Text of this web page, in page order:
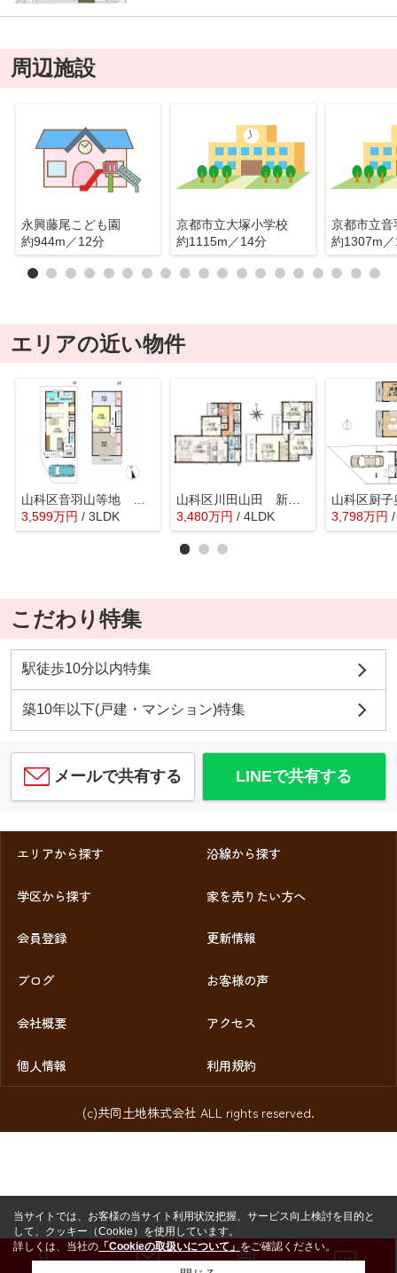
周辺施設
永興藤尾こども園
約944m／12分
京都市立大塚小学校
約1115m／14分
京都市立音
約1307m
エリアの近い物件
3,599万円 / 3LDK
山科区川田山田 新築戸建
3,480万円 / 4LDK 3,798万円
こだわり特集
駅徒歩10分以内特集
築10年以下(戸建・マンション)特集
メールで共有する LINEで共有する
エリアから探す 沿線から探す
学区から探す 家を売りたい方へ
会員登録 更新情報
ブログ お客様の声
会社概要 アクセス
個人情報 利用規約
(c)共同土地株式会社 ALL rights reserved.
当サイトでは、お客様の当サイト利用状況把握、サービス向上検討を目的と
して、クッキー（Cookie）を使用しています。
詳しくは、当社の 「Cookieの取扱いについて」をご確認ください。